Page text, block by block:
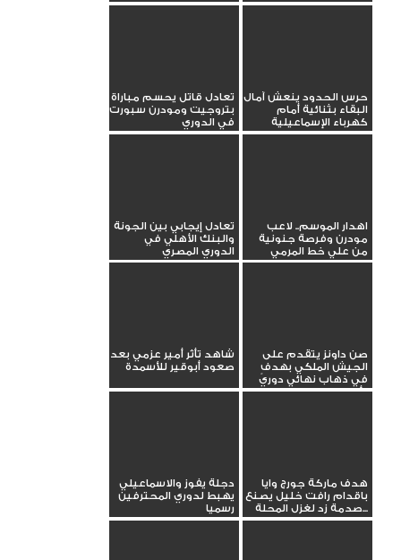
حرس الحدود ينعش آمال
البقاء بثنائية أمام
كهرباء الإسماعيلية
تعادل قاتل يحسم مباراة
بتروجيت ومودرن سبورت
في الدوري
اهدار الموسم.. لاعب
مودرن وفرصة جنونية
من علي خط المرمي
تعادل إيجابي بين الجونة
والبنك الأهلي في
الدوري المصري
صن داونز يتقدم على
الجيش الملكي بهدفٍ
في ذهاب نهائي دوري
أبطال...
شاهد تأثر أمير عزمي بعد
صعود أبوقير للأسمدة
هدف ماركة جورج وايا
باقدام رافت خليل يصنع
صدمة زد لغزل المحلة...
دجلة يفوز والاسماعيلي
يهبط لدوري المحترفين
رسميا